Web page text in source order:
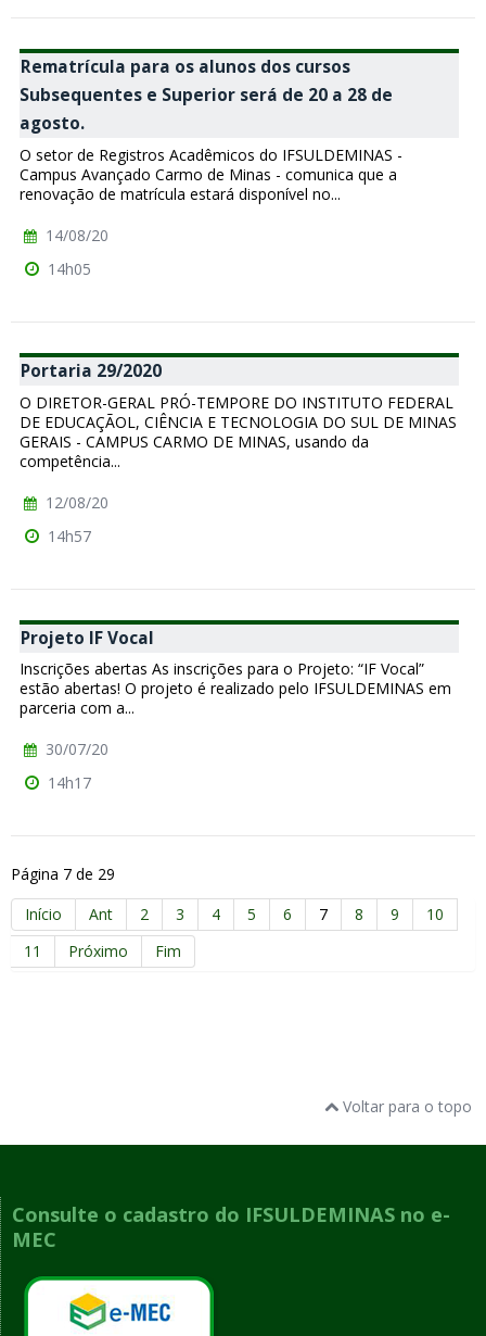
Rematrícula para os alunos dos cursos
Subsequentes e Superior será de 20 a 28 de
agosto.
O setor de Registros Acadêmicos do IFSULDEMINAS -
Campus Avançado Carmo de Minas - comunica que a
renovação de matrícula estará disponível no...
14/08/20
14h05
Portaria 29/2020
O DIRETOR-GERAL PRÓ-TEMPORE DO INSTITUTO FEDERAL
DE EDUCAÇÃOL, CIÊNCIA E TECNOLOGIA DO SUL DE MINAS
GERAIS - CAMPUS CARMO DE MINAS, usando da
competência...
12/08/20
14h57
Projeto IF Vocal
Inscrições abertas As inscrições para o Projeto: “IF Vocal”
estão abertas! O projeto é realizado pelo IFSULDEMINAS em
parceria com a...
30/07/20
14h17
Página 7 de 29
Início
Ant 2 3 4 5 6 7 8 9
10
11
Próximo Fim
Voltar para o topo
Consulte o cadastro do IFSULDEMINAS no e-
MEC